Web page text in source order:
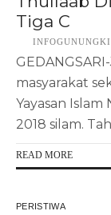
Tiga C
masyarakat
Yayasan
2018 silam.
READ MORE
PERISTIWA